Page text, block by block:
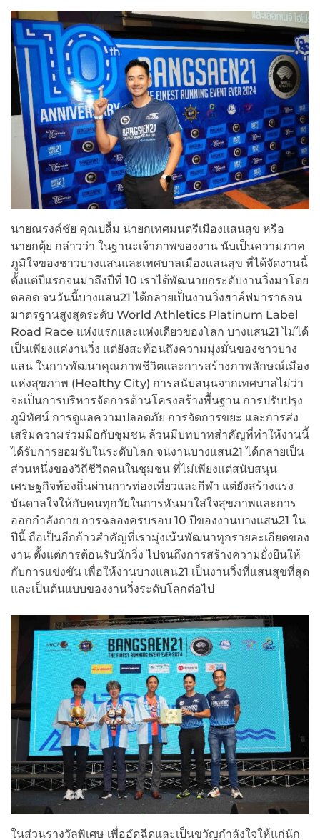
นายณรงค์ชัย คุณปลื้ม นายกเทศมนตรีเมืองแสนสุข หรือ
นายกตุ้ย กล่าวว่า ในฐานะเจ้าภาพของงาน นับเป็นความภาค
ภูมิใจของชาวบางแสนและเทศบาลเมืองแสนสุข ที่ได้จัดงานนี้
ตั้งแต่ปีแรกจนมาถึงปีที่ 10 เราได้พัฒนายกระดับงานวิ่งมาโดย
ตลอด จนวันนี้บางแสน21 ได้กลายเป็นงานวิ่งฮาล์ฟมาราธอน
มาตรฐานสูงสุดระดับ World Athletics Platinum Label
Road Race แห่งแรกและแห่งเดียวของโลก บางแสน21 ไม่ได้
เป็นเพียงแค่งานวิ่ง แต่ยังสะท้อนถึงความมุ่งมั่นของชาวบาง
แสน ในการพัฒนาคุณภาพชีวิตและการสร้างภาพลักษณ์เมือง
แห่งสุขภาพ (Healthy City) การสนับสนุนจากเทศบาลไม่ว่า
จะเป็นการบริหารจัดการด้านโครงสร้างพื้นฐาน การปรับปรุง
ภูมิทัศน์ การดูแลความปลอดภัย การจัดการขยะ และการส่ง
เสริมความร่วมมือกับชุมชน ล้วนมีบทบาทสำคัญที่ทำให้งานนี้
ได้รับการยอมรับในระดับโลก จนงานบางแสน21 ได้กลายเป็น
ส่วนหนึ่งของวิถีชีวิตคนในชุมชน ที่ไม่เพียงแต่สนับสนุน
เศรษฐกิจท้องถิ่นผ่านการท่องเที่ยวและกีฬา แต่ยังสร้างแรง
บันดาลใจให้กับคนทุกวัยในการหันมาใส่ใจสุขภาพและการ
ออกกำลังกาย การฉลองครบรอบ 10 ปีของงานบางแสน21 ใน
ปีนี้ ถือเป็นอีกก้าวสำคัญที่เรามุ่งเน้นพัฒนาทุกรายละเอียดของ
งาน ตั้งแต่การต้อนรับนักวิ่ง ไปจนถึงการสร้างความยั่งยืนให้
กับการแข่งขัน เพื่อให้งานบางแสน21 เป็นงานวิ่งที่แสนสุขที่สุด
และเป็นต้นแบบของงานวิ่งระดับโลกต่อไป
ในส่วนรางวัลพิเศษ เพื่ออัดฉีดและเป็นขวัญกำลังใจให้แก่นัก